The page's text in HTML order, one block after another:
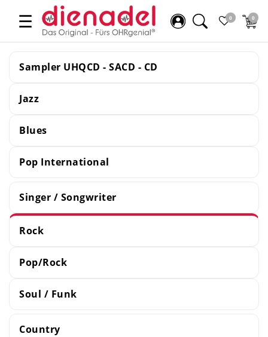
☰ 0 0
Sampler UHQCD - SACD - CD
Jazz
Blues
Pop International
Singer / Songwriter
Rock
Pop/Rock
Soul / Funk
Country